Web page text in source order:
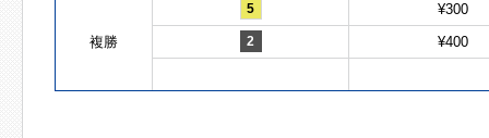
複勝
5 ¥300
2 ¥400